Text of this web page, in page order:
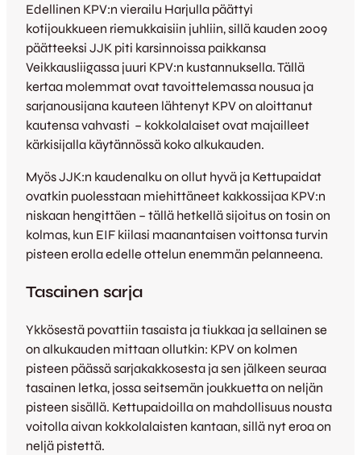
Edellinen KPV:n vierailu Harjulla päättyi
kotijoukkueen riemukkaisiin juhliin, sillä kauden 2009
päätteeksi JJK piti karsinnoissa paikkansa
Veikkausliigassa juuri KPV:n kustannuksella. Tällä
kertaa molemmat ovat tavoittelemassa nousua ja
sarjanousijana kauteen lähtenyt KPV on aloittanut
kautensa vahvasti – kokkolalaiset ovat majailleet
kärkisijalla käytännössä koko alkukauden.
Myös JJK:n kaudenalku on ollut hyvä ja Kettupaidat
ovatkin puolesstaan miehittäneet kakkossijaa KPV:n
niskaan hengittäen – tällä hetkellä sijoitus on tosin on
kolmas, kun EIF kiilasi maanantaisen voittonsa turvin
pisteen erolla edelle ottelun enemmän pelanneena.
Tasainen sarja
Ykkösestä povattiin tasaista ja tiukkaa ja sellainen se
on alkukauden mittaan ollutkin: KPV on kolmen
pisteen päässä sarjakakkosesta ja sen jälkeen seuraa
tasainen letka, jossa seitsemän joukkuetta on neljän
pisteen sisällä. Kettupaidoilla on mahdollisuus nousta
voitolla aivan kokkolalaisten kantaan, sillä nyt eroa on
neljä pistettä.